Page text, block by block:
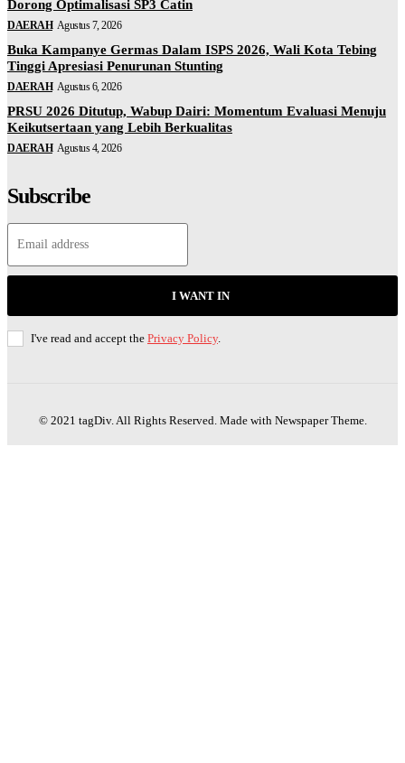
Dorong Optimalisasi SP3 Catin
DAERAH Agustus 7, 2026
Buka Kampanye Germas Dalam ISPS 2026, Wali Kota Tebing
Tinggi Apresiasi Penurunan Stunting
DAERAH Agustus 6, 2026
PRSU 2026 Ditutup, Wabup Dairi: Momentum Evaluasi Menuju
Keikutsertaan yang Lebih Berkualitas
DAERAH Agustus 4, 2026
Subscribe
I WANT IN
I've read and accept the Privacy Policy.
© 2021 tagDiv. All Rights Reserved. Made with Newspaper Theme.